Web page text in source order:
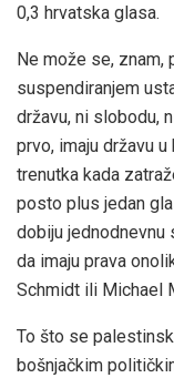
0,3 hrvatska glasa.
Ne može se, znam,
suspendiranjem
državu, ni slobodu,
prvo, imaju državu
trenutka kada
posto plus jedan
dobiju jednodnevnu
da imaju prava
Schmidt ili Michael
To što se
bošnjačkim